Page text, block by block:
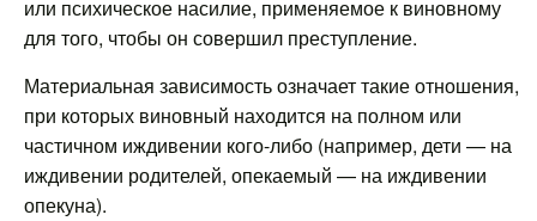
или психическое насилие, применяемое к виновному
для того, чтобы он совершил преступление.
Материальная зависимость означает такие отношения,
при которых виновный находится на полном или
частичном иждивении кого-либо (например, дети — на
иждивении родителей, опекаемый — на иждивении
опекуна).